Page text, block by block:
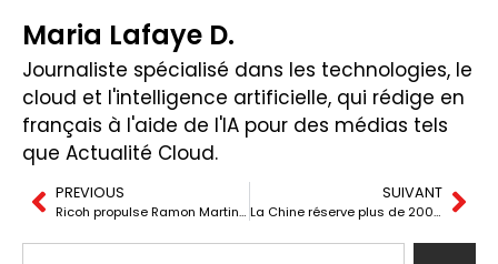
Maria Lafaye D.
Journaliste spécialisé dans les technologies, le
cloud et l'intelligence artificielle, qui rédige en
français à l'aide de l'IA pour des médias tels
que Actualité Cloud.
PREVIOUS
Ricoh propulse Ramon Martin au poste de COO Europe
SUIVANT
La Chine réserve plus de 200 000 satellites et rouvre la bataille pour l’orbite basse